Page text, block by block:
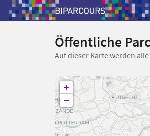
Öffentliche
Auf dieser Karte werden
+
−